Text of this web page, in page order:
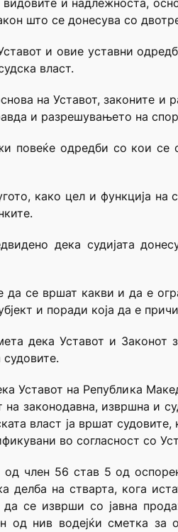
и надлежноста,
што се донесува со
и овие уставни
власт.
на Уставот, законите
и разрешувањето на
повеќе одредби со кои се
како цел и функција
дека судијата
се вршат какви и да е
и поради која да е
дека Уставот и
судовите.
Уставот на Република
законодавна, извршна и
власт ја вршат
во согласност со
од член 56 став 5 од
делба на стварта, кога
да се изврши со јавна
од нив водејќи сметка за